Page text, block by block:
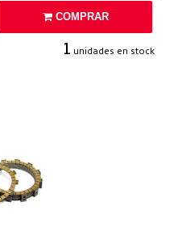
COMPRAR
1 unidades en stock